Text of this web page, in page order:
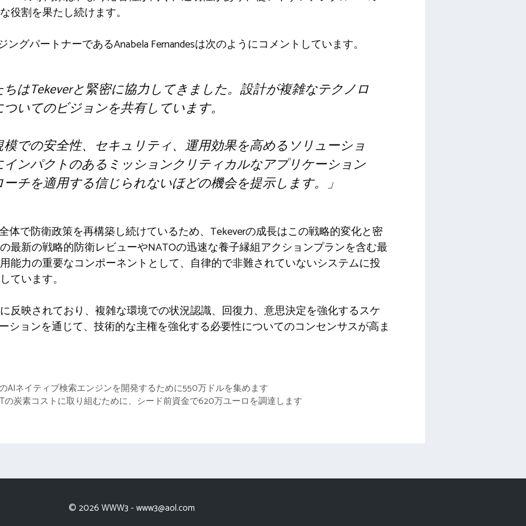
役割を果たし続けます。
ングパートナーであるAnabela Fernandesは次のようにコメントしています。
はTekeverと緊密に協力してきました。設計が複雑なテクノロ
いてのビジョンを共有しています。
での安全性、セキュリティ、運用効果を高めるソリューショ
ンパクトのあるミッションクリティカルなアプリケーション
チを適用する信じられないほどの機会を提示します。」
体で防衛政策を再構築し続けているため、Tekeverの成長はこの戦略的変化と密
最新の戦略的防衛レビューやNATOの迅速な養子縁組アクションプランを含む最
能力の重要なコンポーネントとして、自律的で非難されていないシステムに投
ています。
反映されており、複雑な環境での状況認識、回復力、意思決定を強化するスケ
ションを通じて、技術的な主権を強化する必要性についてのコンセンサスが高ま
AIネイティブ検索エンジンを開発するために550万ドルを集めます
の炭素コストに取り組むために、シード前資金で620万ユーロを調達します
© 2026 WWW3 -www3@aol.com